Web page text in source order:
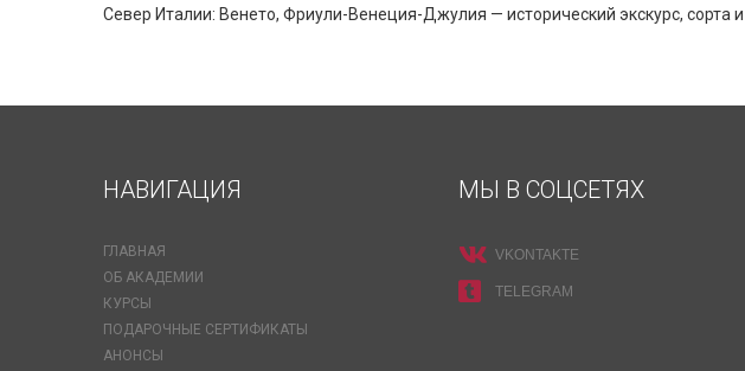
Север Италии: Венето, Фриули-Венеция-Джулия — исторический экскурс,
НАВИГАЦИЯ
ГЛАВНАЯ
ОБ АКАДЕМИИ
КУРСЫ
ПОДАРОЧНЫЕ СЕРТИФИКАТЫ
АНОНСЫ
МЫ В СОЦСЕТЯХ
VKONTAKTE
TELEGRAM